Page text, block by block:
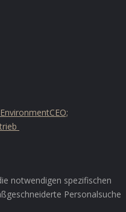
CEO;
notwendigen spezifischen
Personalsuche